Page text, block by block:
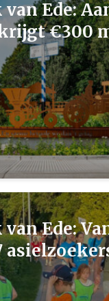
van Ede:
€300
van Ede: